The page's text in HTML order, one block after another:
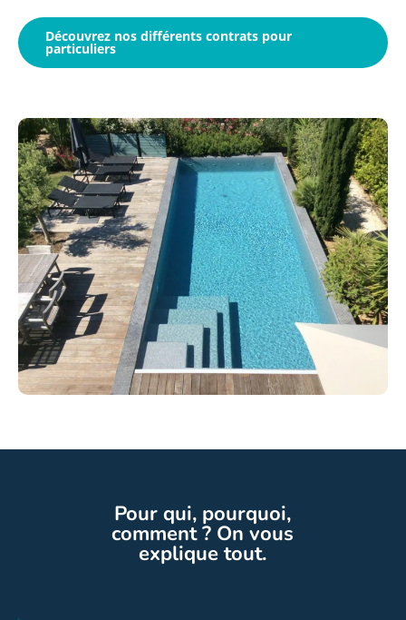
Découvrez nos différents contrats pour
particuliers
Pour qui, pourquoi,
comment ? On vous
explique tout.